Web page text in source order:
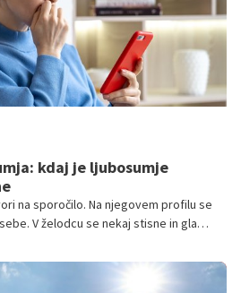
kdaj je ljubosumje
na sporočilo. Na njegovem profilu se
V želodcu se nekaj stisne in glava